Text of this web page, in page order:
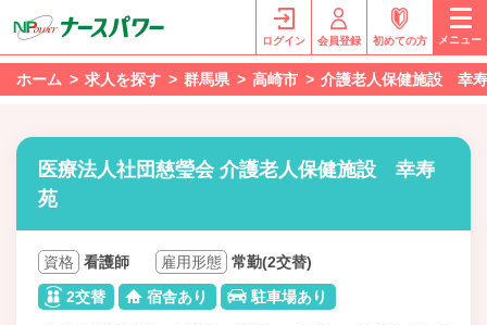
ログイン 会員登録 初めての方 メニュー
ホーム 求人を探す 群馬県 高崎市 介護老人保健施設 幸
医療法人社団慈瑩会 介護老人保健施設 幸寿
苑
資格 看護師 雇用形態 常勤(2交替)
2交替
宿舎あり 駐車場あり